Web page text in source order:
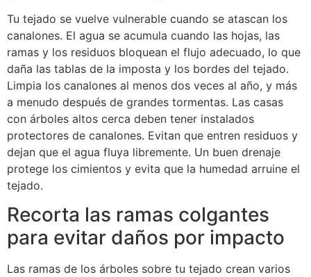
Tu tejado se vuelve vulnerable cuando se atascan los
canalones. El agua se acumula cuando las hojas, las
ramas y los residuos bloquean el flujo adecuado, lo que
daña las tablas de la imposta y los bordes del tejado.
Limpia los canalones al menos dos veces al año, y más
a menudo después de grandes tormentas. Las casas
con árboles altos cerca deben tener instalados
protectores de canalones. Evitan que entren residuos y
dejan que el agua fluya libremente. Un buen drenaje
protege los cimientos y evita que la humedad arruine el
tejado.
Recorta las ramas colgantes
para evitar daños por impacto
Las ramas de los árboles sobre tu tejado crean varios